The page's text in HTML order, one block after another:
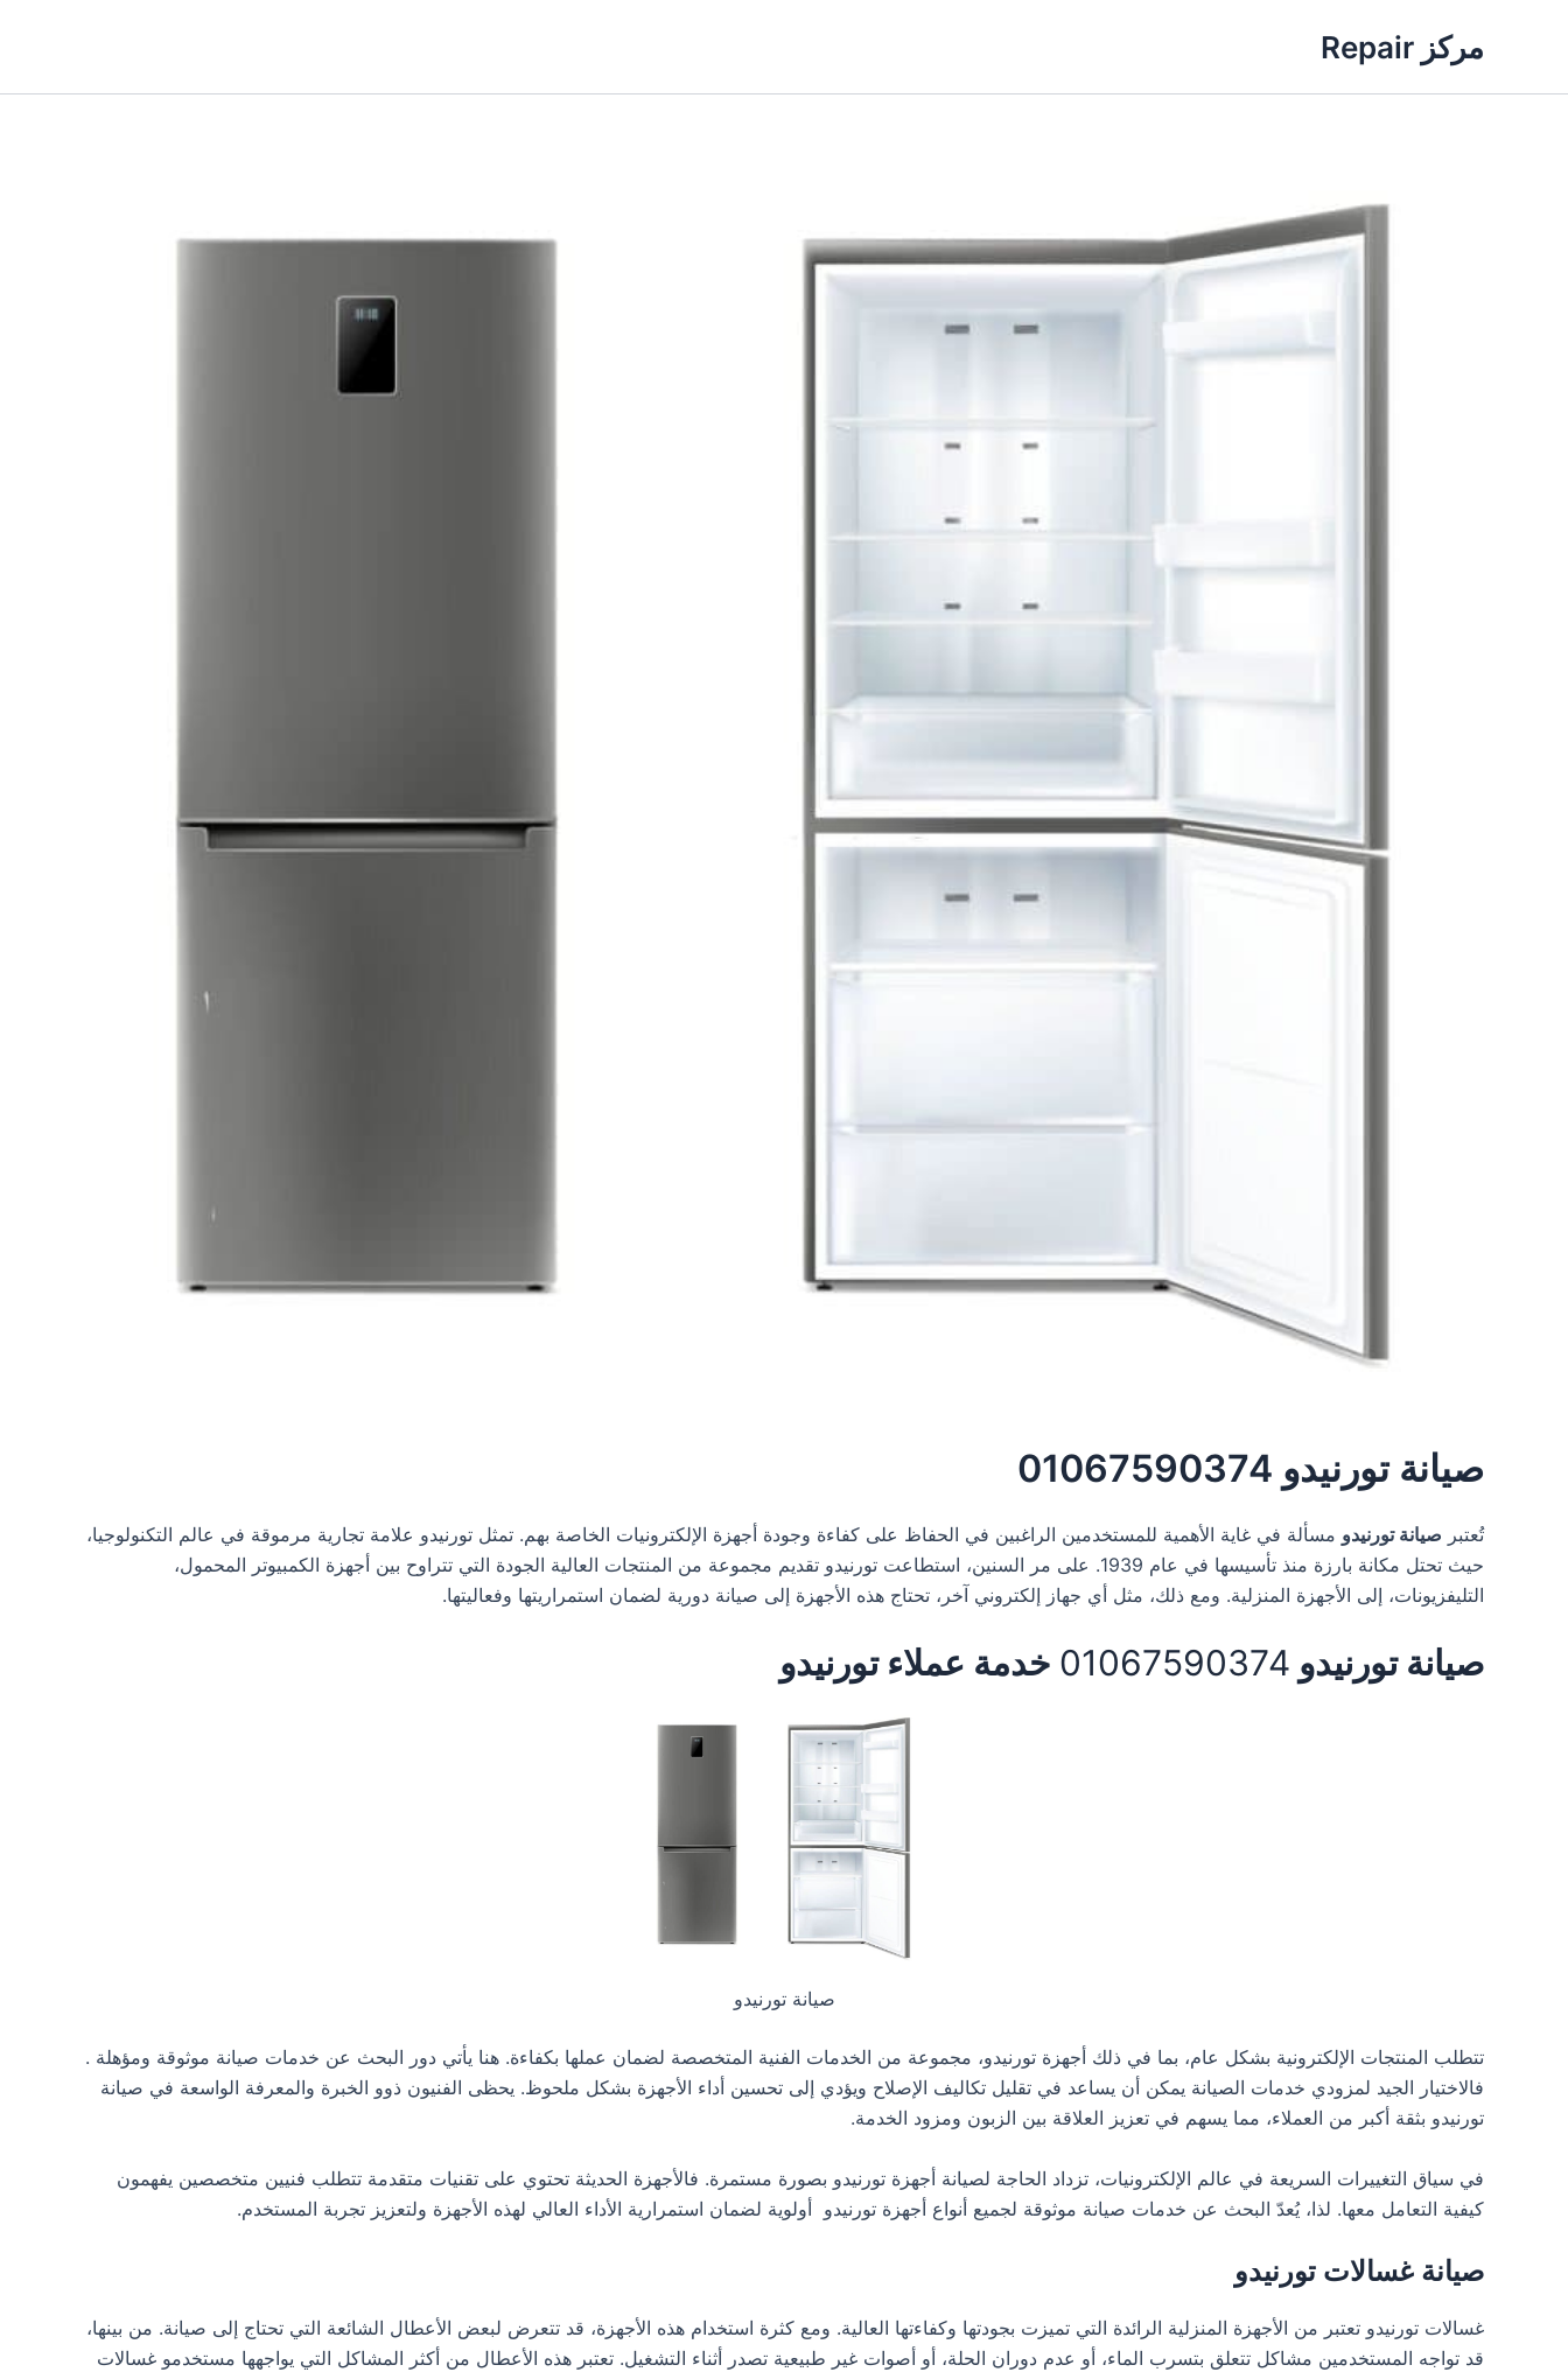
مركز Repair
صيانة تورنيدو 01067590374
تُعتبر صيانة تورنيدو مسألة في غاية الأهمية للمستخدمين الراغبين في الحفاظ على كفاءة وجودة أجهزة الإلكترونيات الخاصة بهم. تمثل تورنيدو علامة تجارية مرموقة في عالم التكنولوجيا،
حيث تحتل مكانة بارزة منذ تأسيسها في عام 1939. على مر السنين، استطاعت تورنيدو تقديم مجموعة من المنتجات العالية الجودة التي تتراوح بين أجهزة الكمبيوتر المحمول،
التليفزيونات، إلى الأجهزة المنزلية. ومع ذلك، مثل أي جهاز إلكتروني آخر، تحتاج هذه الأجهزة إلى صيانة دورية لضمان استمراريتها وفعاليتها.
صيانة تورنيدو 01067590374 خدمة عملاء تورنيدو
صيانة تورنيدو
تتطلب المنتجات الإلكترونية بشكل عام، بما في ذلك أجهزة تورنيدو، مجموعة من الخدمات الفنية المتخصصة لضمان عملها بكفاءة. هنا يأتي دور البحث عن خدمات صيانة موثوقة ومؤهلة .
فالاختيار الجيد لمزودي خدمات الصيانة يمكن أن يساعد في تقليل تكاليف الإصلاح ويؤدي إلى تحسين أداء الأجهزة بشكل ملحوظ. يحظى الفنيون ذوو الخبرة والمعرفة الواسعة في صيانة
تورنيدو بثقة أكبر من العملاء، مما يسهم في تعزيز العلاقة بين الزبون ومزود الخدمة.
في سياق التغييرات السريعة في عالم الإلكترونيات، تزداد الحاجة لصيانة أجهزة تورنيدو بصورة مستمرة. فالأجهزة الحديثة تحتوي على تقنيات متقدمة تتطلب فنيين متخصصين يفهمون
كيفية التعامل معها. لذا، يُعدّ البحث عن خدمات صيانة موثوقة لجميع أنواع أجهزة تورنيدو أولوية لضمان استمرارية الأداء العالي لهذه الأجهزة ولتعزيز تجربة المستخدم.
صيانة غسالات تورنيدو
غسالات تورنيدو تعتبر من الأجهزة المنزلية الرائدة التي تميزت بجودتها وكفاءتها العالية. ومع كثرة استخدام هذه الأجهزة، قد تتعرض لبعض الأعطال الشائعة التي تحتاج إلى صيانة. من بينها،
قد تواجه المستخدمين مشاكل تتعلق بتسرب الماء، أو عدم دوران الحلة، أو أصوات غير طبيعية تصدر أثناء التشغيل. تعتبر هذه الأعطال من أكثر المشاكل التي يواجهها مستخدمو غسالات